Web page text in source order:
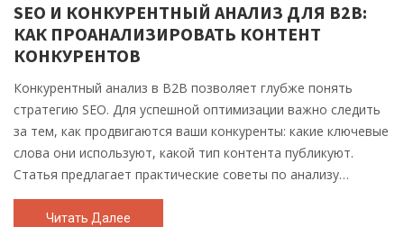
SEO И КОНКУРЕНТНЫЙ АНАЛИЗ ДЛЯ B2B:
КАК ПРОАНАЛИЗИРОВАТЬ КОНТЕНТ
КОНКУРЕНТОВ
Конкурентный анализ в B2B позволяет глубже понять
стратегию SEO. Для успешной оптимизации важно следить
за тем, как продвигаются ваши конкуренты: какие ключевые
слова они используют, какой тип контента публикуют.
Статья предлагает практические советы по анализу
контента конкурентов, включая использование таких
инструментов, как SEMrush и Ahrefs, а также советы от
Читать Далее